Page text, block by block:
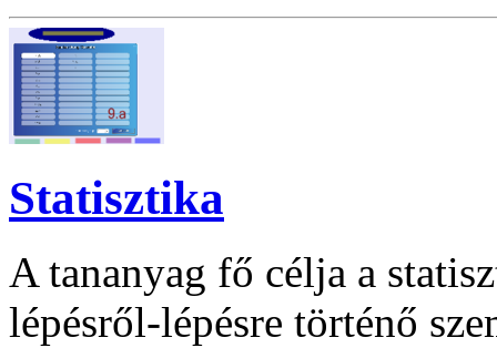
Statisztika
A tananyag fő célja a
lépésről-lépésre történő